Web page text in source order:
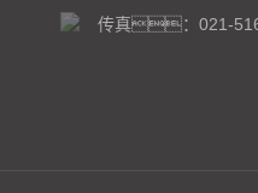
传真：021-